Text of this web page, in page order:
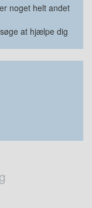
noget helt andet
at hjælpe dig